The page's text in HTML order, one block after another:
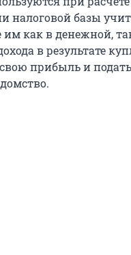
налоговой базы
как в денежной,
в результате
прибыль и